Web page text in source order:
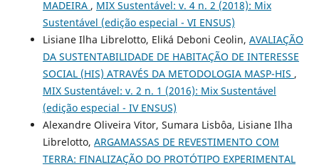
MADEIRA , MIX Sustentável: v. 4 n. 2 (2018): Mix
Sustentável (edição especial - VI ENSUS)
Lisiane Ilha Librelotto, Eliká Deboni Ceolin, AVALIAÇÃO
DA SUSTENTABILIDADE DE HABITAÇÃO DE INTERESSE
SOCIAL (HIS) ATRAVÉS DA METODOLOGIA MASP-HIS ,
MIX Sustentável: v. 2 n. 1 (2016): Mix Sustentável
(edição especial - IV ENSUS)
Alexandre Oliveira Vitor, Sumara Lisbôa, Lisiane Ilha
Librelotto, ARGAMASSAS DE REVESTIMENTO COM
TERRA: FINALIZAÇÃO DO PROTÓTIPO EXPERIMENTAL